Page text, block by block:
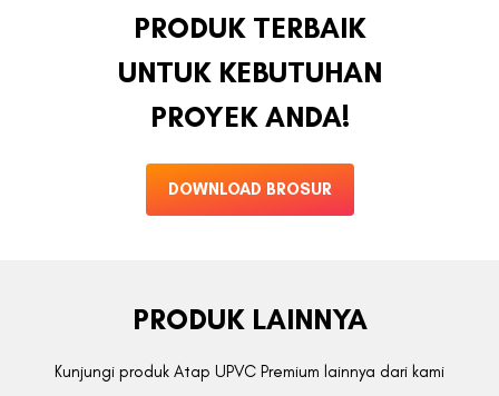
PRODUK TERBAIK
UNTUK KEBUTUHAN
PROYEK ANDA!
DOWNLOAD BROSUR
PRODUK LAINNYA
Kunjungi produk Atap UPVC Premium lainnya dari kami